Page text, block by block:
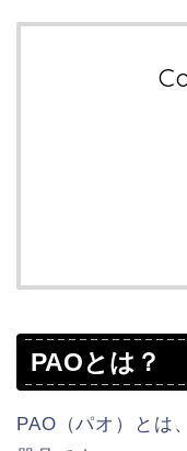
PAOとは？
PAO（パオ）とは